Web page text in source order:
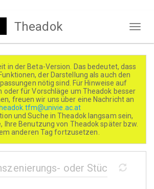
Theadok
in der Beta-Version. Das bedeutet, dass
der Darstellung als auch den
nötig sind. Für Hinweise auf
für Vorschläge um Theadok besser
freuen wir uns über eine Nachricht an
und Suche in Theadok langsam sein,
Ihre Benutzung von Theadok später bzw.
anderen Tag fortzusetzen.